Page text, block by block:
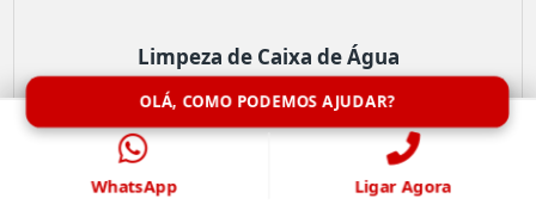
Limpeza de Caixa de Água
OLÁ, COMO PODEMOS AJUDAR?
WhatsApp Ligar Agora